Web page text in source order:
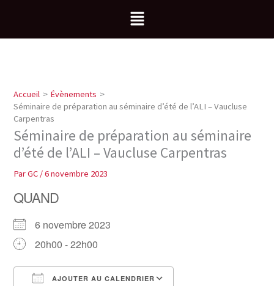
contenu
Menu
Accueil
Évènements
Séminaire de préparation au séminaire d’été de l’ALI – Vaucluse
Carpentras
Séminaire de préparation au séminaire
d’été de l’ALI – Vaucluse Carpentras
ParGC /6 novembre 2023
QUAND
6 novembre 2023
20h00 - 22h00
AJOUTER AU CALENDRIER